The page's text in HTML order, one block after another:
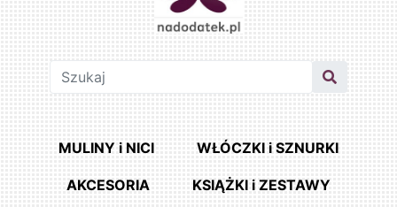
MULINY i NICI WŁÓCZKI i SZNURKI
AKCESORIA KSIĄŻKI i ZESTAWY